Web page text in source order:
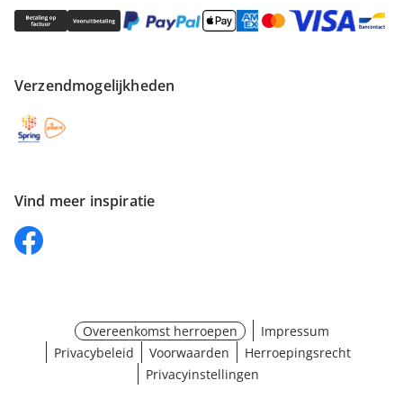
Verzendmogelijkheden
Vind meer inspiratie
Overeenkomst herroepen
Impressum
Privacybeleid
Voorwaarden
Herroepingsrecht
Privacyinstellingen